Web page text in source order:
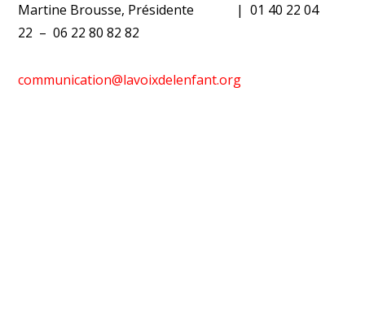
Martine Brousse, Présidente | 01 40 22 04
22 – 06 22 80 82 82
communication@lavoixdelenfant.org